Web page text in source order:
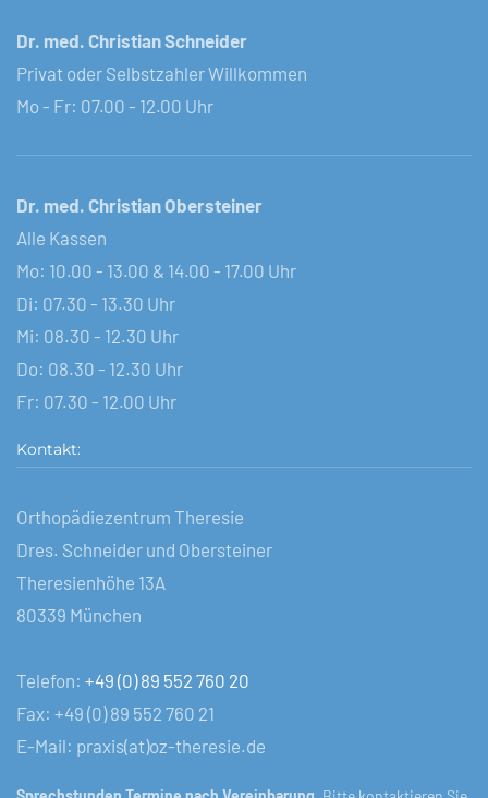
Dr. med. Christian Schneider
Privat oder Selbstzahler Willkommen
Mo - Fr: 07.00 - 12.00 Uhr
Dr. med. Christian Obersteiner
Alle Kassen
Mo: 10.00 - 13.00 & 14.00 - 17.00 Uhr
Di: 07.30 - 13.30 Uhr
Mi: 08.30 - 12.30 Uhr
Do: 08.30 - 12.30 Uhr
Fr: 07.30 - 12.00 Uhr
Kontakt:
Orthopädiezentrum Theresie
Dres. Schneider und Obersteiner
Theresienhöhe 13A
80339 München
Telefon: +49 (0) 89 552 760 20
Fax: +49 (0) 89 552 760 21
E-Mail: praxis(at)oz-theresie.de